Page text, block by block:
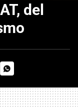
del